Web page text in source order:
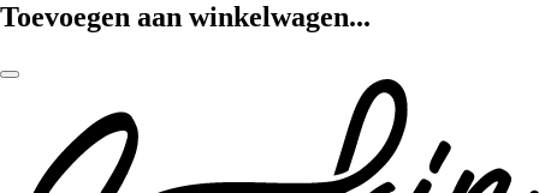
Toevoegen aan winkelwagen...